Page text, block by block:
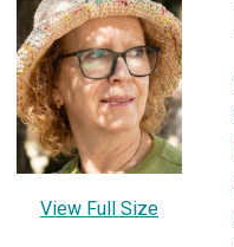
View Full Size